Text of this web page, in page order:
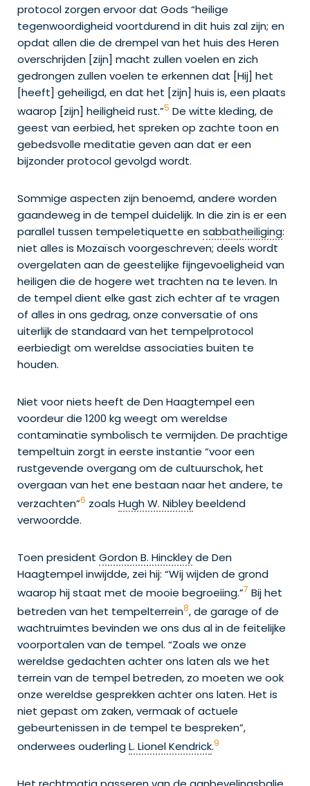
protocol zorgen ervoor dat Gods “heilige
tegenwoordigheid voortdurend in dit huis zal zijn; en
opdat allen die de drempel van het huis des Heren
overschrijden [zijn] macht zullen voelen en zich
gedrongen zullen voelen te erkennen dat [Hij] het
[heeft] geheiligd, en dat het [zijn] huis is, een plaats
waarop [zijn] heiligheid rust.”5 De witte kleding, de
geest van eerbied, het spreken op zachte toon en
gebedsvolle meditatie geven aan dat er een
bijzonder protocol gevolgd wordt.
Sommige aspecten zijn benoemd, andere worden
gaandeweg in de tempel duidelijk. In die zin is er een
parallel tussen tempeletiquette ensabbatheiliging:
niet alles is Mozaïsch voorgeschreven; deels wordt
overgelaten aan de geestelijke fijngevoeligheid van
heiligen die de hogere wet trachten na te leven. In
de tempel dient elke gast zich echter af te vragen
of alles in ons gedrag, onze conversatie of ons
uiterlijk de standaard van het tempelprotocol
eerbiedigt om wereldse associaties buiten te
houden.
Niet voor niets heeft de Den Haagtempel een
voordeur die 1200 kg weegt om wereldse
contaminatie symbolisch te vermijden. De prachtige
tempeltuin zorgt in eerste instantie “voor een
rustgevende overgang om de cultuurschok, het
overgaan van het ene bestaan naar het andere, te
verzachten”6 zoals Hugh W. Nibleybeeldend
verwoordde.
Toen president Gordon B. Hinckleyde Den
Haagtempel inwijdde, zei hij: “Wij wijden de grond
waarop hij staat met de mooie begroeiing.”7 Bij het
betreden van het tempelterrein8, de garage of de
wachtruimtes bevinden we ons dus al in de feitelijke
voorportalen van de tempel. “Zoals we onze
wereldse gedachten achter ons laten als we het
terrein van de tempel betreden, zo moeten we ook
onze wereldse gesprekken achter ons laten. Het is
niet gepast om zaken, vermaak of actuele
gebeurtenissen in de tempel te bespreken”,
onderwees ouderlingL. Lionel Kendrick.9